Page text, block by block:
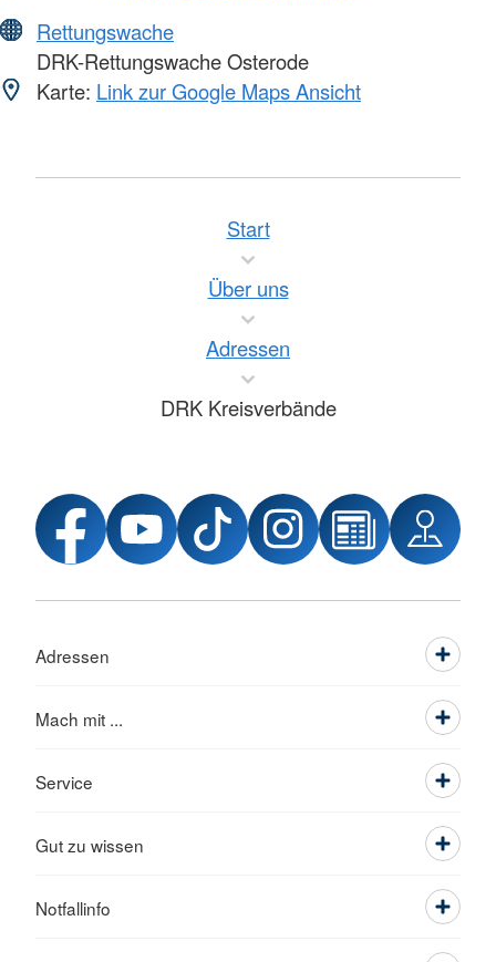
Rettungswache
DRK-Rettungswache Osterode
Karte: Link zur Google Maps Ansicht
Start
Über uns
Adressen
DRK Kreisverbände
Adressen
Mach mit ...
Service
Gut zu wissen
Notfallinfo